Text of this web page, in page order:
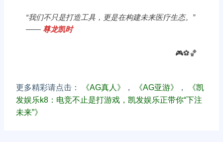
“我们不只是打造工具，更是在构建未来医疗生态。”
——尊龙凯时
🎮⚽️🏀
更多精彩请点击： 《AG真人》 ， 《AG亚游》 ，
《凯
发娱乐k8：电竞不止是打游戏，凯发娱乐正带你“下注
未来”》